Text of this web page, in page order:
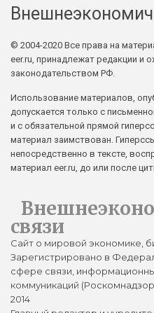
© 2004-2020 Все права на
eer.ru, принадлежат редакции и
законодательством РФ.
Использование материалов,
допускается только с
и с обязательной прямой
материал заимствован.
непосредственно в тексте,
материал eer.ru, до или после
связи
Сайт о мировой экономике,
Зарегистрировано в
сфере связи,
коммуникаций
2014